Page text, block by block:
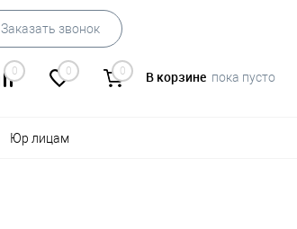
Заказать звонок
0 0 0 В корзине пока пусто
Юр лицам